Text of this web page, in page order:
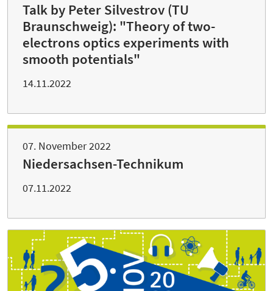
Talk by Peter Silvestrov (TU
Braunschweig): "Theory of two-
electrons optics experiments with
smooth potentials"
14.11.2022
07. November 2022
Niedersachsen-Technikum
07.11.2022